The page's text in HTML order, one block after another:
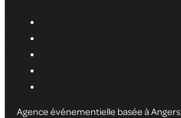
Agence événementielle basée à